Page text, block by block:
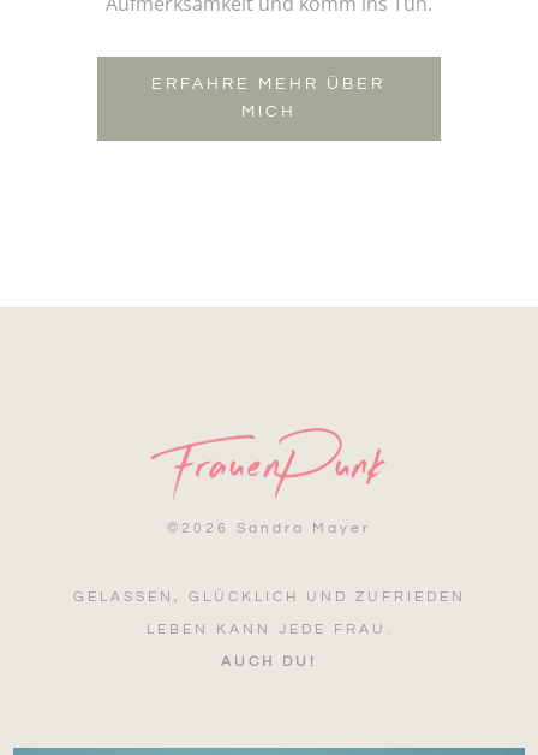
ERFAHRE MEHR ÜBER
MICH
© 2026 Sandra Mayer
GELASSEN, GLÜCKLICH UND ZUFRIEDEN
LEBEN KANN JEDE FRAU.
AUCH DU!